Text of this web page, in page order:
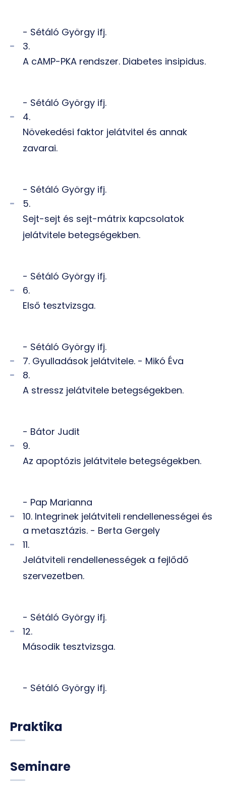
- Sétáló György ifj.
3.
A cAMP-PKA rendszer. Diabetes insipidus.
- Sétáló György ifj.
4.
Növekedési faktor jelátvitel és annak
zavarai.
- Sétáló György ifj.
5.
Sejt-sejt és sejt-mátrix kapcsolatok
jelátvitele betegségekben.
- Sétáló György ifj.
6.
Első tesztvizsga.
- Sétáló György ifj.
7. Gyulladások jelátvitele. - Mikó Éva
8.
A stressz jelátvitele betegségekben.
- Bátor Judit
9.
Az apoptózis jelátvitele betegségekben.
- Pap Marianna
10. Integrinek jelátviteli rendellenességei és
a metasztázis. - Berta Gergely
11.
Jelátviteli rendellenességek a fejlődő
szervezetben.
- Sétáló György ifj.
12.
Második tesztvizsga.
- Sétáló György ifj.
Praktika
Seminare